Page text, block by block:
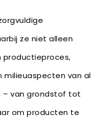
ze niet alleen
productieproces,
milieuaspecten van al
– van grondstof tot
om producten te